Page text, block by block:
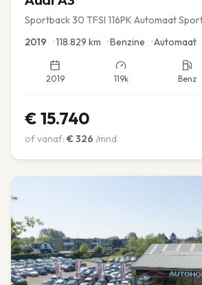
Sportback 30 TFSI 116PK Automaat
2019 •118.829 km •Benzine •Automaat
2019 119k Benz
€ 15.740
of vanaf: € 326 /mnd